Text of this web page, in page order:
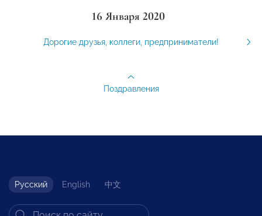
16 Января 2020
Дорогие друзья, коллеги, предприниматели!
Поздравления
Русский English 中文